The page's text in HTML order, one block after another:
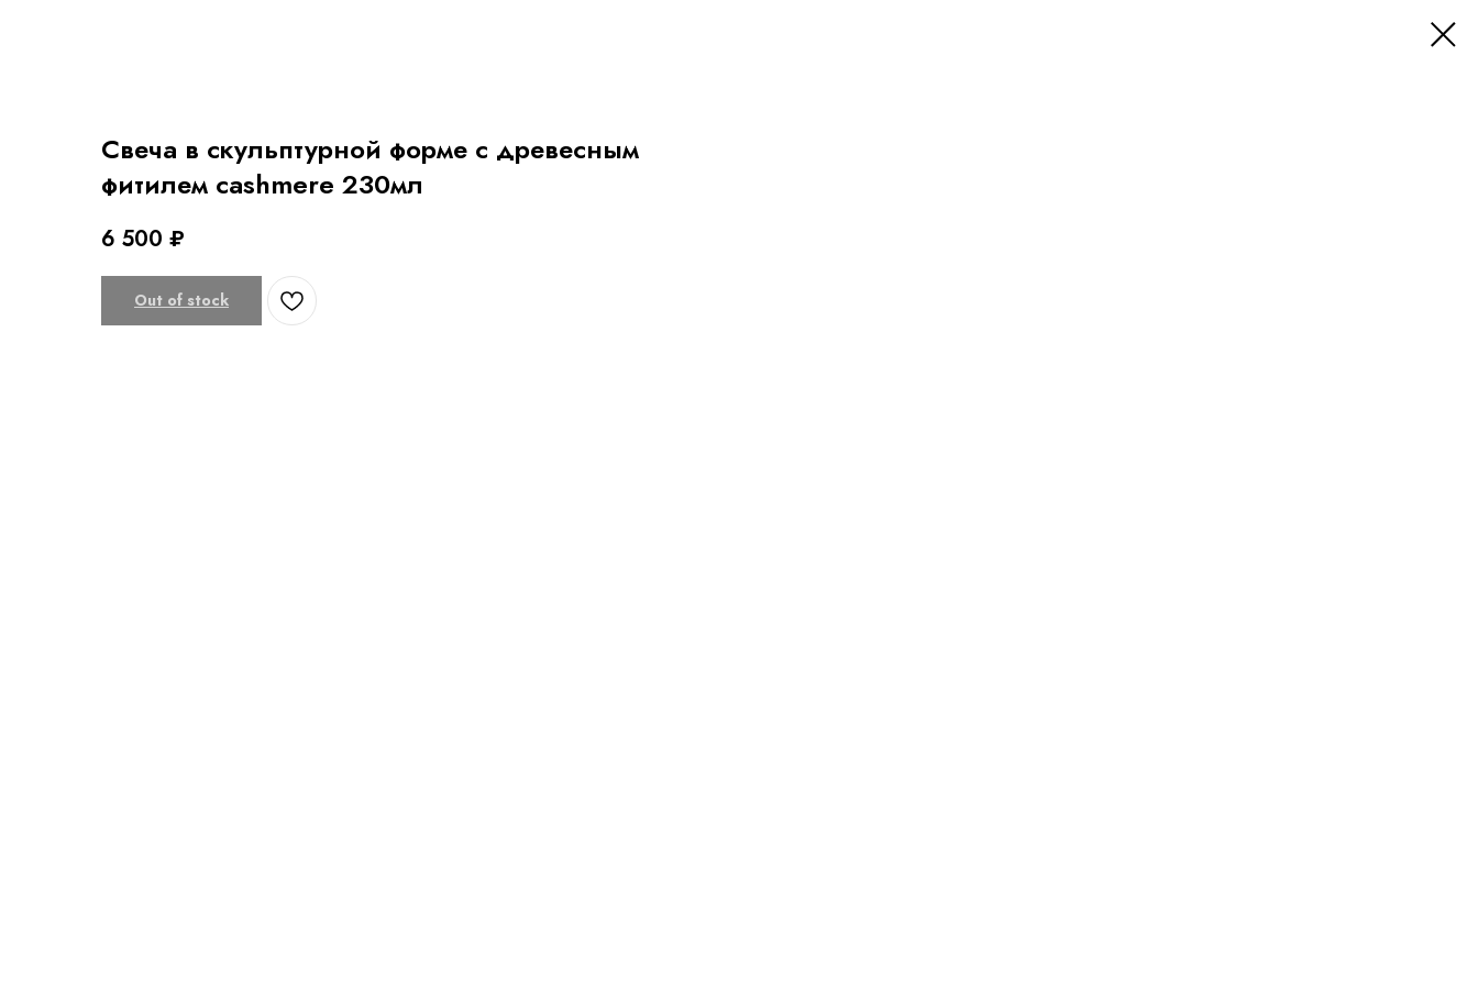
Свеча в скульптурной форме с древесным
фитилем cashmere 230мл
6 500 ₽
Out of stock